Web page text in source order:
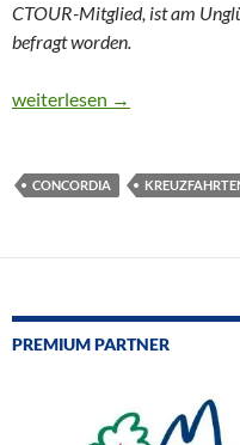
CTOUR-Mitglied, ist am
befragt worden.
CTOUR aktuell: Fragen
weiterlesen →
CONCORDIA
PREMIUM PARTNER